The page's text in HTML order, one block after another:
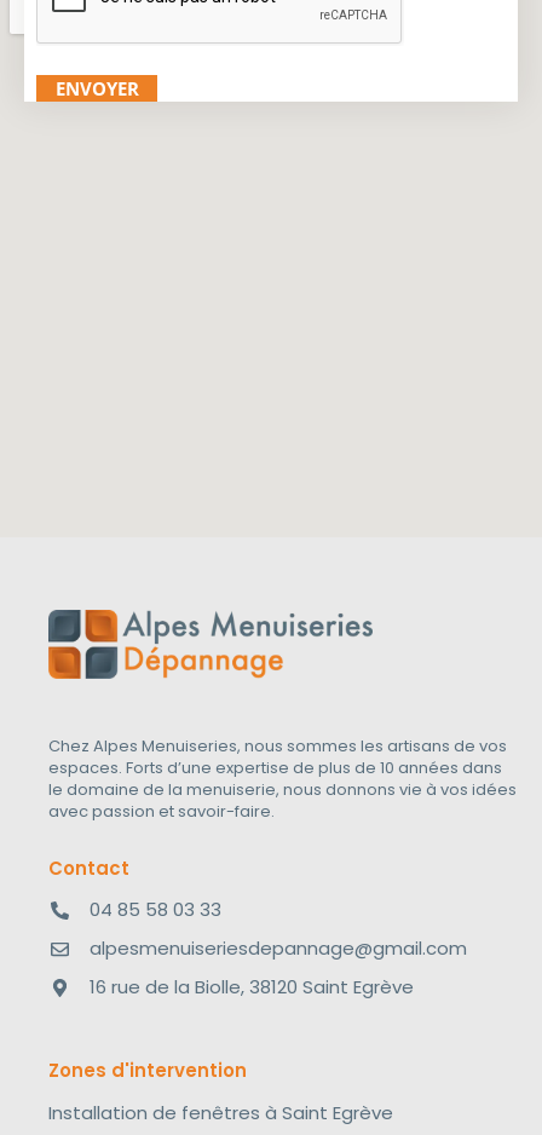
Chez Alpes Menuiseries, nous sommes les artisans de vos
espaces. Forts d’une expertise de plus de 10 années dans
le domaine de la menuiserie, nous donnons vie à vos idées
avec passion et savoir-faire.
Contact
04 85 58 03 33
alpesmenuiseriesdepannage@gmail.com
16 rue de la Biolle, 38120 Saint Egrève
Zones d'intervention
Installation de fenêtres à Saint Egrève